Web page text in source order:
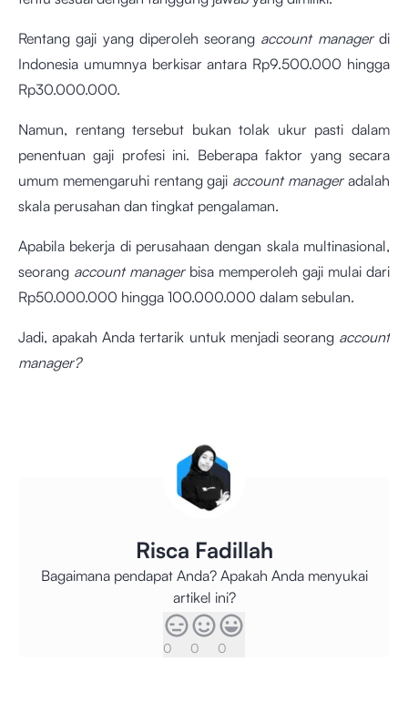
Rentang gaji yang diperoleh seorang account managerdi
Indonesia umumnya berkisar antara Rp9.500.000 hingga
Rp30.000.000.
Namun, rentang tersebut bukan tolak ukur pasti dalam
penentuan gaji profesi ini. Beberapa faktor yang secara
umum memengaruhi rentang gaji account manageradalah
skala perusahan dan tingkat pengalaman.
Apabila bekerja di perusahaan dengan skala multinasional,
seorang account manager bisa memperoleh gaji mulai dari
Rp50.000.000 hingga 100.000.000 dalam sebulan.
Jadi, apakah Anda tertarik untuk menjadi seorang account
manager?
Risca Fadillah
Bagaimana pendapat Anda? Apakah Anda menyukai
artikel ini?
0 0 0